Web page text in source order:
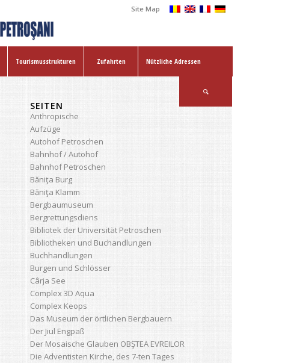
Site Map
Tourismusstrukturen Zufahrten Nützliche Adressen
SEITEN
Anthropische
Aufzüge
Autohof Petroschen
Bahnhof / Autohof
Bahnhof Petroschen
Băniţa Burg
Băniţa Klamm
Bergbaumuseum
Bergrettungsdiens
Bibliotek der Universität Petroschen
Bibliotheken und Buchandlungen
Buchhandlungen
Burgen und Schlösser
Cârja See
Complex 3D Aqua
Complex Keops
Das Museum der örtlichen Bergbauern
Der Jiul Engpaß
Der Mosaische Glauben OBŞTEA EVREILOR
Die Adventisten Kirche, des 7-ten Tages